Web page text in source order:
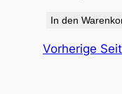
In den
Vorherige